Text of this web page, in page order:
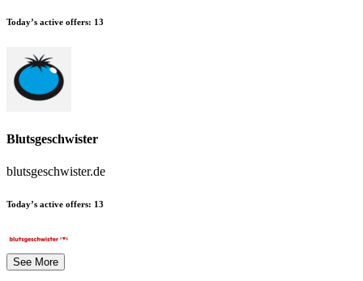
Today’s active offers: 13
Blutsgeschwister
blutsgeschwister.de
Today’s active offers: 13
See More